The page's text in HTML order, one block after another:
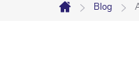
Domů
Blog